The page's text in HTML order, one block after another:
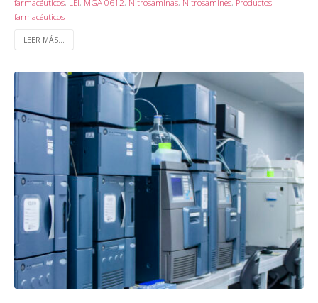
farmacéuticos, LEI , MGA 0612, Nitrosaminas, Nitrosamines, Productos
farmacéuticos
LEER MÁS...